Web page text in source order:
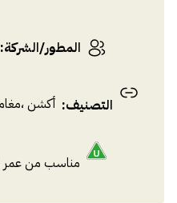
المطور/الشركة:
التصنيف: أكشن،
مناسب من عمر 4 سنوات فما فوق.